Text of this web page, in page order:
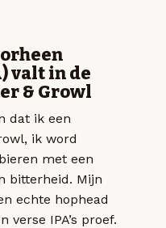
valt in de
& Growl
dat ik een
ik word
met een
bitterheid. Mijn
echte hophead
IPA’s proef.